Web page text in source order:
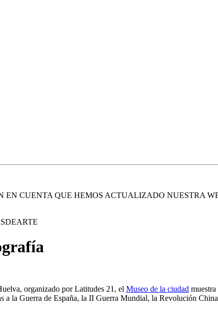
CUENTA QUE HEMOS ACTUALIZADO NUESTRA
organizado por Latitudes 21, el Museo de la ciudad muestra
a la Guerra de España, la II Guerra Mundial, la Revolución